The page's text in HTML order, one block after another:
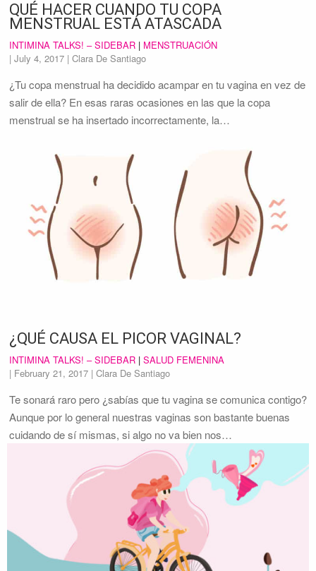
QUÉ HACER CUANDO TU COPA
MENSTRUAL ESTÁ ATASCADA
INTIMINA TALKS! – SIDEBAR | MENSTRUACIÓN
|July 4, 2017 | Clara De Santiago
¿Tu copa menstrual ha decidido acampar en tu vagina en vez de
salir de ella? En esas raras ocasiones en las que la copa
menstrual se ha insertado incorrectamente, la…
¿QUÉ CAUSA EL PICOR VAGINAL?
INTIMINA TALKS! – SIDEBAR |SALUD FEMENINA
| February 21, 2017 | Clara De Santiago
Te sonará raro pero ¿sabías que tu vagina se comunica contigo?
Aunque por lo general nuestras vaginas son bastante buenas
cuidando de sí mismas, si algo no va bien nos…